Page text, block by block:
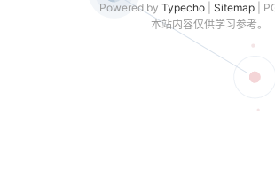
Powered by Typecho Sitemap |
本站内容仅供学习参考。